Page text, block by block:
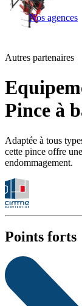
Nos agences
Autres partenaires
Pince à
Adaptée à tous
cette pince offre
endommagement.
Points forts